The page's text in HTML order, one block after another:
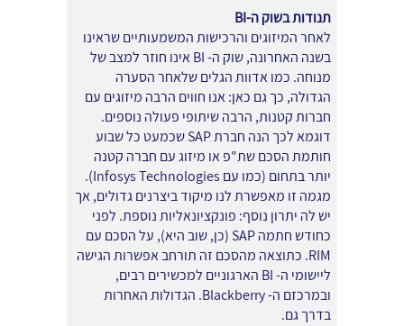
תנודות בשוק ה-BI
לאחר המיזוגים והרכישות המשמעותיים שראינו
בשנה האחרונה, שוק ה- BI אינו חוזר למצב של
מנוחה. כמו אדוות הגלים שלאחר הסערה
הגדולה, כך גם כאן: אנו חווים הרבה מיזוגים עם
חברות קטנות, הרבה שיתופי פעולה נוספים.
דוגמא לכך הנה חברת SAP שכמעט כל שבוע
חותמת הסכם שת"פ או מיזוג עם חברה קטנה
יותר בתחום (כמו עם Infosys Technologies).
מגמה זו מאפשרת לנו מיקוד ביצרנים גדולים, אך
יש לה יתרון נוסף: פונקציונאליות נוספת. לפני
כחודש חתמה SAP (כן, שוב היא), על הסכם עם
RIM. כתוצאה מהסכם זה תורחב אפשרות הגישה
ליישומי ה- BI הארגוניים למכשירים רבים,
ובמרכזם ה- Blackberry. הגדולות האחרות
בדרך גם.